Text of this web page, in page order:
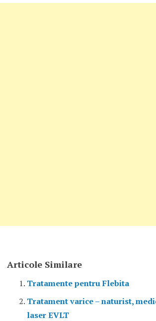
Articole Similare
Tratamente pentru Flebita
Tratament varice – naturist,
laser EVLT